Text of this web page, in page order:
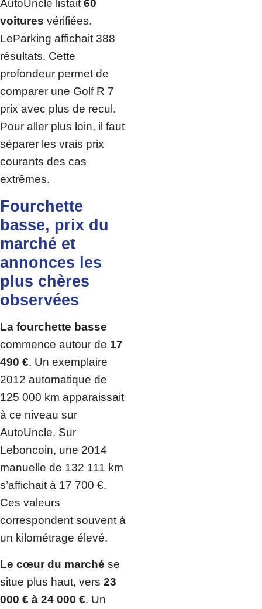
AutoUncle listait60
voitures vérifiées.
LeParking affichait 388
résultats. Cette
profondeur permet de
comparer une Golf R 7
prix avec plus de recul.
Pour aller plus loin, il faut
séparer les vrais prix
courants des cas
extrêmes.
Fourchette
basse, prix du
marché et
annonces les
plus chères
observées
La fourchette basse
commence autour de 17
490 €. Un exemplaire
2012 automatique de
125 000 km apparaissait
à ce niveau sur
AutoUncle. Sur
Leboncoin, une 2014
manuelle de 132 111 km
s’affichait à 17 700 €.
Ces valeurs
correspondent souvent à
un kilométrage élevé.
Le cœur du marché se
situe plus haut, vers 23
000 € à 24 000 €. Un